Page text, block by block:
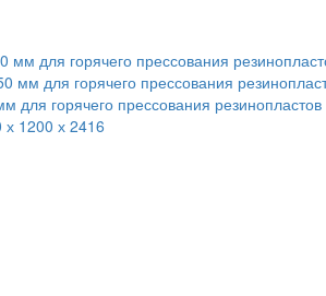
для горячего прессования
мм для горячего прессования
для горячего прессования резинопластов
х 1200 х 2416